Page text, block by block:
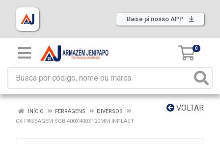
Baixe já nosso APP
0
VOLTAR
INÍCIO FERRAGENS
DIVERSOS
CX PASSAGEM SOB 400X400X120MM INPLAST